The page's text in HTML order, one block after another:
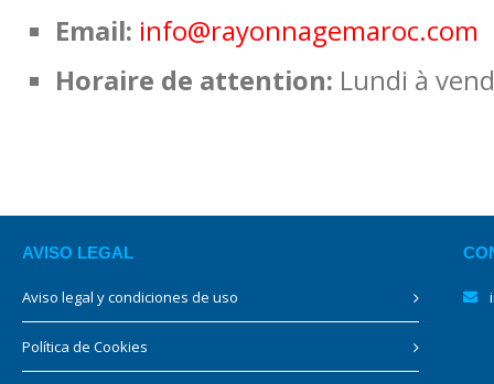
Email: info@rayonnagemaroc.com
Horaire de attention: Lundi à
AVISO LEGAL
Aviso legal y condiciones de uso
Política de Cookies